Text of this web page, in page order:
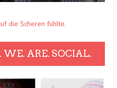
die Scheren fühlte.
ARE. SOCIAL.